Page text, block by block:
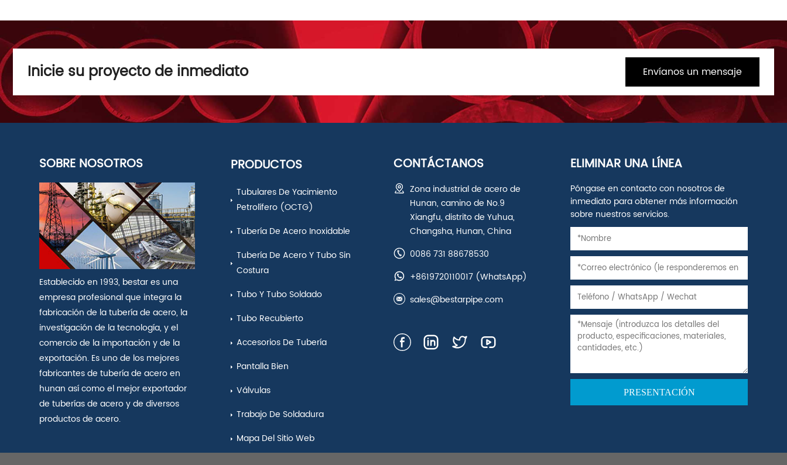
Inicie su proyecto de inmediato Envíanos un mensaje
SOBRE NOSOTROS
Establecido en 1993, bestar es una
empresa profesional que integra la
fabricación de la tubería de acero, la
investigación de la tecnología, y el
comercio de la importación y de la
exportación. Es uno de los mejores
fabricantes de tubería de acero en
hunan así como el mejor exportador
de tuberías de acero y de diversos
productos de acero.
PRODUCTOS
Tubulares De Yacimiento
Petrolífero (OCTG)
Tubería De Acero Inoxidable
Tubería De Acero Y Tubo Sin
Costura
Tubo Y Tubo Soldado
Tubo Recubierto
Accesorios De Tubería
Pantalla Bien
Válvulas
Trabajo De Soldadura
Mapa Del Sitio Web
CONTÁCTANOS
Zona industrial de acero de
Hunan, camino de No.9
Xiangfu, distrito de Yuhua,
Changsha, Hunan, China
0086 731 88678530
+8619720110017(WhatsApp)
sales@bestarpipe.com
ELIMINAR UNA LÍNEA
Póngase en contacto con nosotros de
inmediato para obtener más información
sobre nuestros servicios.